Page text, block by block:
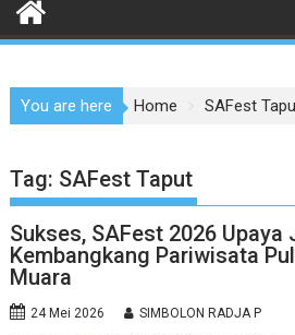
You are here Home SAFest
Tag: SAFest Taput
Sukses, SAFest 2026 Upaya
Kembangkang Pariwisata
Muara
24 Mei 2026 SIMBOLON RADJA P